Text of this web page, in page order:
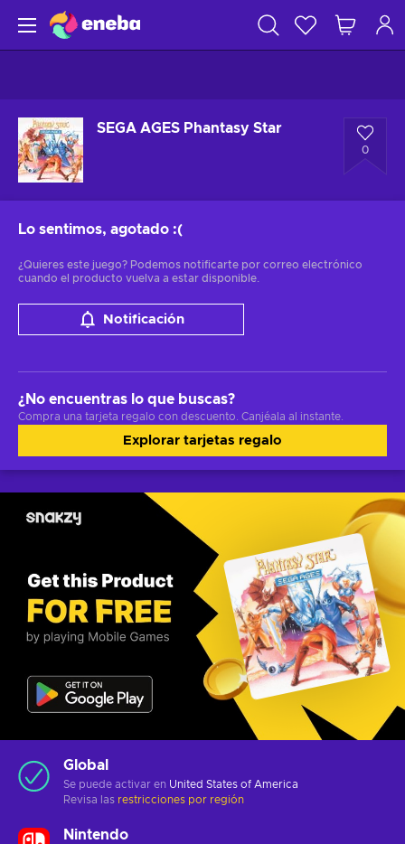
SEGA AGES Phantasy Star
0
Lo sentimos, agotado :(
¿Quieres este juego? Podemos notificarte por correo electrónico
cuando el producto vuelva a estar disponible.
Notificación
¿No encuentras lo que buscas?
Compra una tarjeta regalo con descuento. Canjéala al instante.
Explorar tarjetas regalo
Global
Se puede activar en United States of America
Revisa las restricciones por región
Nintendo